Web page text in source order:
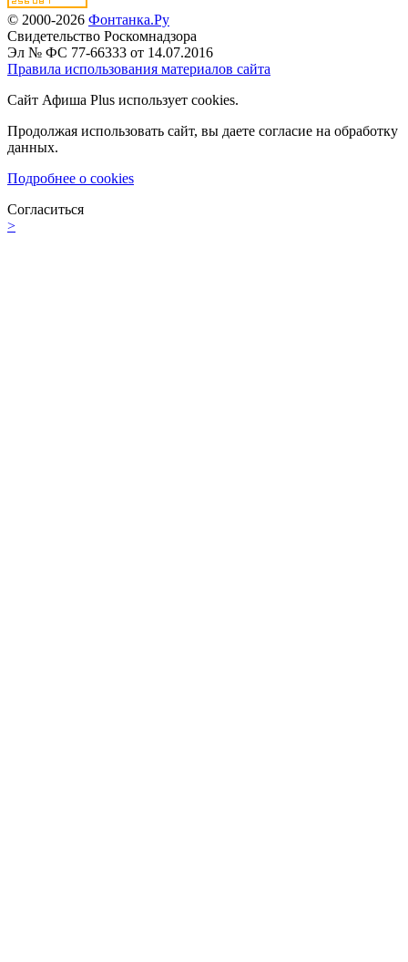
© 2000-2026 Фонтанка.Ру
Свидетельство Роскомнадзора
Эл № ФС 77-66333 от 14.07.2016
Правила использования материалов сайта
Сайт Афиша Plus использует cookies.
Продолжая использовать сайт, вы даете согласие на обработку
данных.
Подробнее о cookies
Согласиться
>